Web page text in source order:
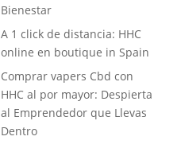
Bienestar
A 1 click de distancia: HHC
online en boutique in Spain
Comprar vapers Cbd con
HHC al por mayor: Despierta
al Emprendedor que Llevas
Dentro